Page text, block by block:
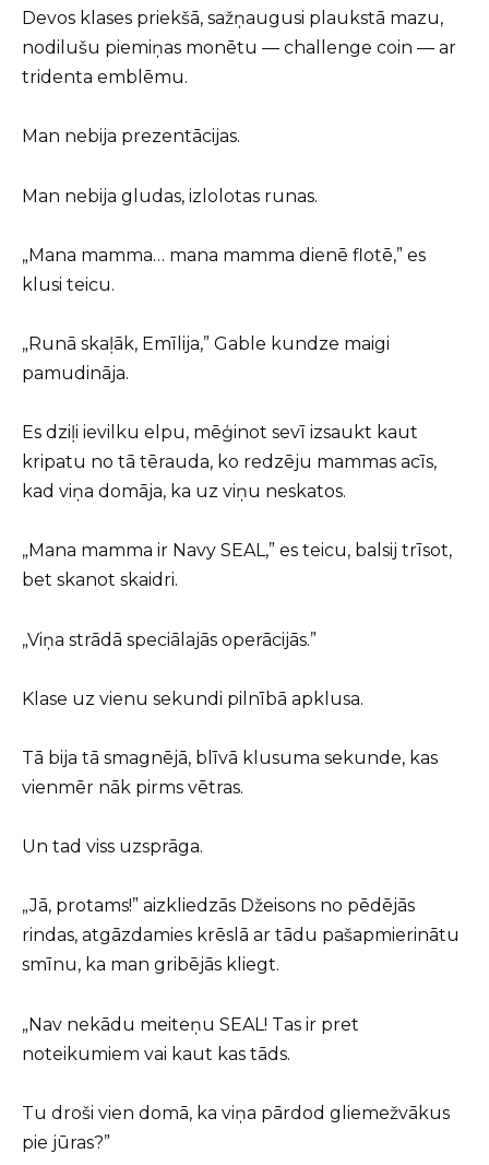
Devos klases priekšā, sažņaugusi plaukstā mazu,
nodilušu piemiņas monētu — challenge coin — ar
tridenta emblēmu.
Man nebija prezentācijas.
Man nebija gludas, izlolotas runas.
„Mana mamma… mana mamma dienē flotē,” es
klusi teicu.
„Runā skaļāk, Emīlija,” Gable kundze maigi
pamudināja.
Es dziļi ievilku elpu, mēģinot sevī izsaukt kaut
kripatu no tā tērauda, ko redzēju mammas acīs,
kad viņa domāja, ka uz viņu neskatos.
„Mana mamma ir Navy SEAL,” es teicu, balsij trīsot,
bet skanot skaidri.
„Viņa strādā speciālajās operācijās.”
Klase uz vienu sekundi pilnībā apklusa.
Tā bija tā smagnējā, blīvā klusuma sekunde, kas
vienmēr nāk pirms vētras.
Un tad viss uzsprāga.
„Jā, protams!” aizkliedzās Džeisons no pēdējās
rindas, atgāzdamies krēslā ar tādu pašapmierinātu
smīnu, ka man gribējās kliegt.
„Nav nekādu meiteņu SEAL! Tas ir pret
noteikumiem vai kaut kas tāds.
Tu droši vien domā, ka viņa pārdod gliemežvākus
pie jūras?”